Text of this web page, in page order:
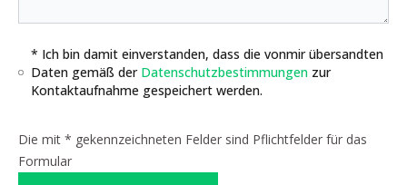
* Ich bin damit einverstanden, dass die vonmir übersandten
Daten gemäß der Datenschutzbestimmungen zur
Kontaktaufnahme gespeichert werden.
Die mit * gekennzeichneten Felder sind Pflichtfelder für das
Formular